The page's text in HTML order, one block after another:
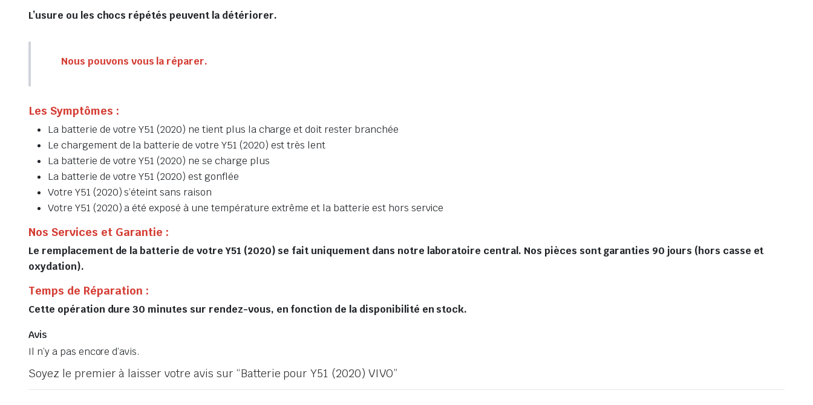
L’usure ou les chocs répétés peuvent la détériorer.
Nous pouvons vous la réparer.
Les Symptômes :
La batterie de votre Y51 (2020) ne tient plus la charge et doit rester branchée
Le chargement de la batterie de votre Y51 (2020) est très lent
La batterie de votre Y51 (2020) ne se charge plus
La batterie de votre Y51 (2020) est gonflée
Votre Y51 (2020) s’éteint sans raison
Votre Y51 (2020) a été exposé à une température extrême et la batterie est hors service
Nos Services et Garantie :
Le remplacement de la batterie de votre Y51 (2020) se fait uniquement dans notre laboratoire central. Nos pièces sont garanties 90 jours (hors casse et
oxydation).
Temps de Réparation :
Cette opération dure 30 minutes sur rendez-vous, en fonction de la disponibilité en stock.
Avis
Il n’y a pas encore d’avis.
Soyez le premier à laisser votre avis sur “Batterie pour Y51 (2020) VIVO”